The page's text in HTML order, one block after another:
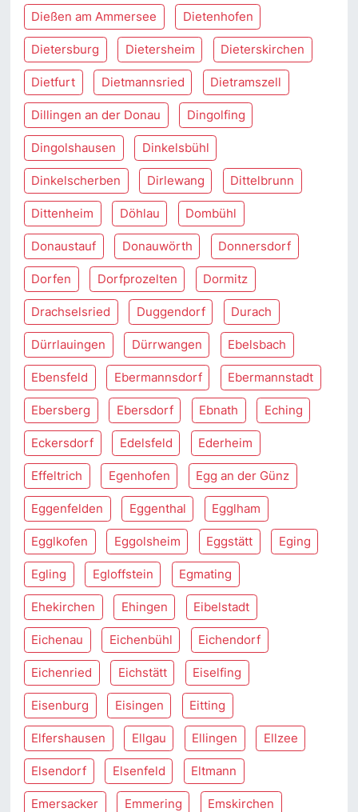
Dießen am Ammersee Dietenhofen
Dietersburg Dietersheim Dieterskirchen
Dietfurt Dietmannsried Dietramszell
Dillingen an der Donau Dingolfing
Dingolshausen Dinkelsbühl
Dinkelscherben Dirlewang Dittelbrunn
Dittenheim Döhlau Dombühl
Donaustauf Donauwörth Donnersdorf
Dorfen Dorfprozelten Dormitz
Drachselsried Duggendorf Durach
Dürrlauingen Dürrwangen Ebelsbach
Ebensfeld Ebermannsdorf Ebermannstadt
Ebersberg Ebersdorf Ebnath Eching
Eckersdorf Edelsfeld Ederheim
Effeltrich Egenhofen Egg an der Günz
Eggenfelden Eggenthal Egglham
Egglkofen Eggolsheim Eggstätt Eging
Egling Egloffstein Egmating
Ehekirchen Ehingen Eibelstadt
Eichenau Eichenbühl Eichendorf
Eichenried Eichstätt Eiselfing
Eisenburg Eisingen Eitting
Elfershausen Ellgau Ellingen Ellzee
Elsendorf Elsenfeld Eltmann
Emersacker Emmering Emskirchen